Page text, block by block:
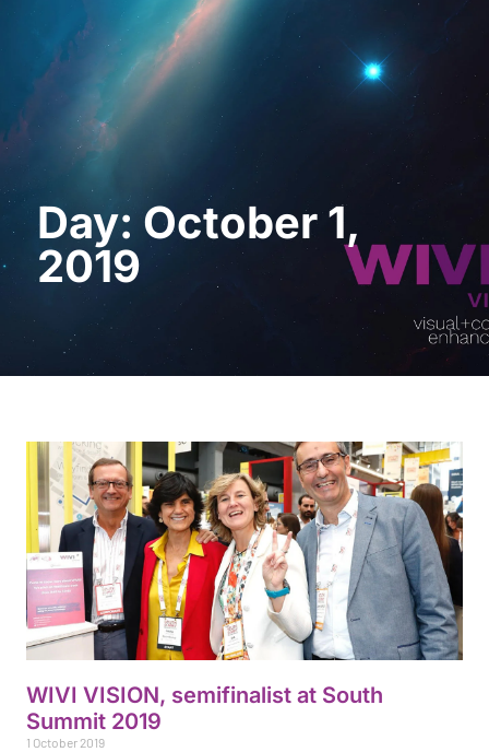
Request a Demo
Day: October 1,
2019
WIVI VISION, semifinalist at South
Summit 2019
1 October 2019